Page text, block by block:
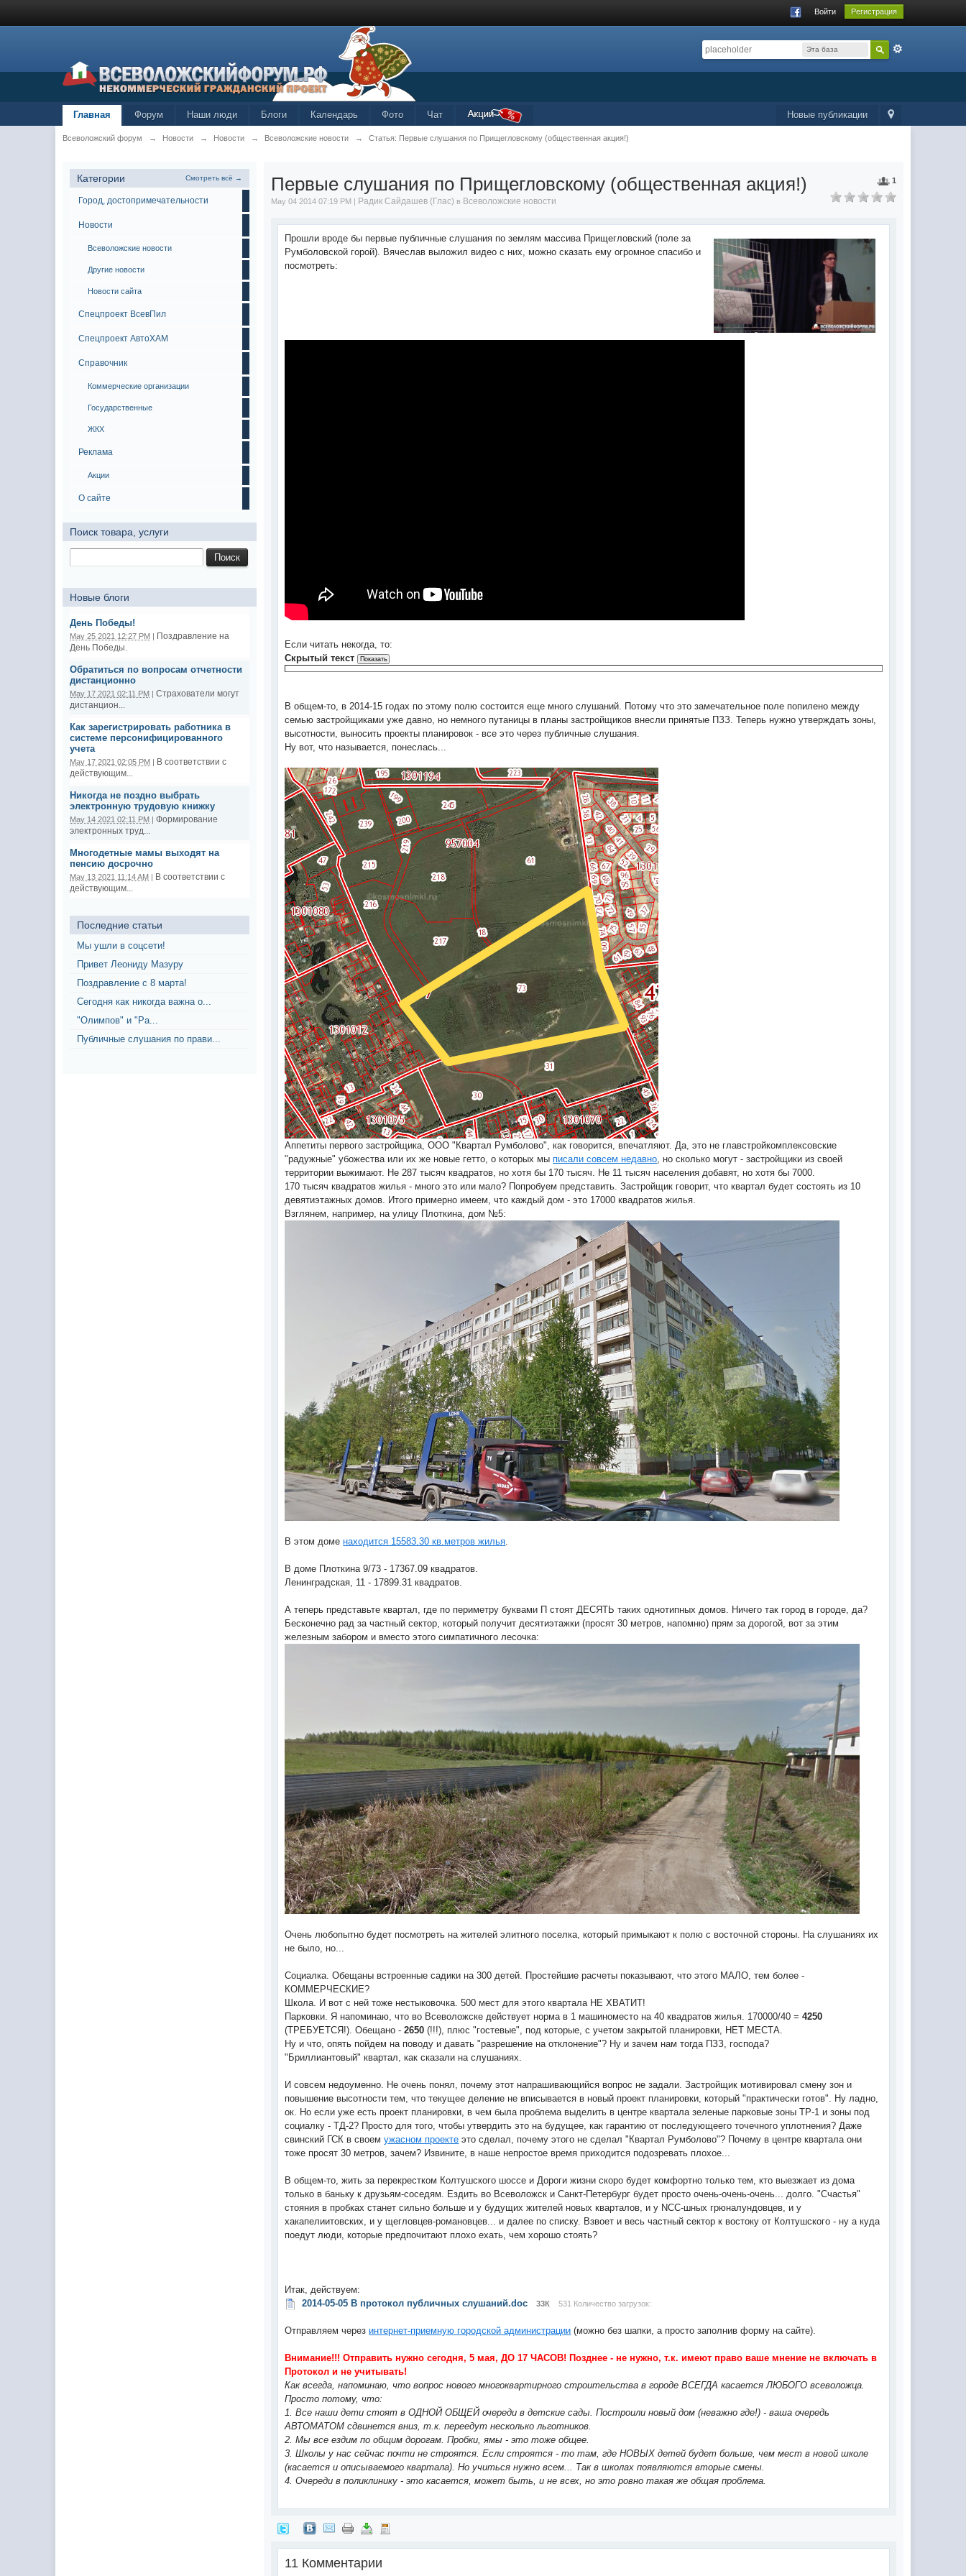
Войти Регистрация
Эта база
Новые публикации
Главная Форум Наши люди Блоги Календарь Фото Чат
Всеволожский форум → Новости → Новости → Всеволожские новости → Статья: Первые слушания по Прищегловскому (общественная акция!)
Категории Смотреть всё →
Город, достопримечательности
Новости
Всеволожские новости
Другие новости
Новости сайта
Спецпроект ВсевПил
Спецпроект АвтоХАМ
Справочник
Коммерческие организации
Государственные
ЖКХ
Реклама
Акции
О сайте
Поиск товара, услуги
Новые блоги
День Победы!
May 25 2021 12:27 PM | Поздравление на
День Победы.
Обратиться по вопросам отчетности
дистанционно
May 17 2021 02:11 PM |Страхователи могут
дистанцион...
Как зарегистрировать работника в
системе персонифицированного
учета
May 17 2021 02:05 PM | В соответствии с
действующим...
Никогда не поздно выбрать
электронную трудовую книжку
May 14 2021 02:11 PM |Формирование
электронных труд...
Многодетные мамы выходят на
пенсию досрочно
May 13 2021 11:14 AM | В соответствии с
действующим...
Последние статьи
Мы ушли в соцсети!
Привет Леониду Мазуру
Поздравление с 8 марта!
Сегодня как никогда важна о...
"Олимпов" и "Ра...
Публичные слушания по прави...
1
Первые слушания по Прищегловскому (общественная акция!)
May 04 2014 07:19 PM | Радик Сайдашев (Глас) в Всеволожские новости
Прошли вроде бы первые публичные слушания по землям массива Прищегловский (поле за
Румболовской горой). Вячеслав выложил видео с них, можно сказать ему огромное спасибо и
посмотреть:
Если читать некогда, то:
Скрытый текст
В общем-то, в 2014-15 годах по этому полю состоится еще много слушаний. Потому что это замечательное поле попилено между
семью застройщиками уже давно, но немного путаницы в планы застройщиков внесли принятые ПЗЗ. Теперь нужно утверждать зоны,
высотности, выносить проекты планировок - все это через публичные слушания.
Ну вот, что называется, понеслась...
Аппетиты первого застройщика, ООО "Квартал Румболово", как говорится, впечатляют. Да, это не главстройкомплексовские
"радужные" убожества или их же новые гетто, о которых мы писали совсем недавно, но сколько могут - застройщики из своей
территории выжимают. Не 287 тысяч квадратов, но хотя бы 170 тысяч. Не 11 тысяч населения добавят, но хотя бы 7000.
170 тысяч квадратов жилья - много это или мало? Попробуем представить. Застройщик говорит, что квартал будет состоять из 10
девятиэтажных домов. Итого примерно имеем, что каждый дом - это 17000 квадратов жилья.
Взглянем, например, на улицу Плоткина, дом №5:
В этом доме находится 15583.30 кв.метров жилья.
В доме Плоткина 9/73 - 17367.09 квадратов.
Ленинградская, 11 - 17899.31 квадратов.
А теперь представьте квартал, где по периметру буквами П стоят ДЕСЯТЬ таких однотипных домов. Ничего так город в городе, да?
Бесконечно рад за частный сектор, который получит десятиэтажки (просят 30 метров, напомню) прям за дорогой, вот за этим
железным забором и вместо этого симпатичного лесочка:
Очень любопытно будет посмотреть на жителей элитного поселка, который примыкают к полю с восточной стороны. На слушаниях их
не было, но...
Социалка. Обещаны встроенные садики на 300 детей. Простейшие расчеты показывают, что этого МАЛО, тем более -
КОММЕРЧЕСКИЕ?
Школа. И вот с ней тоже нестыковочка. 500 мест для этого квартала НЕ ХВАТИТ!
Парковки. Я напоминаю, что во Всеволожске действует норма в 1 машиноместо на 40 квадратов жилья. 170000/40 =4250
(ТРЕБУЕТСЯ!). Обещано -2650 (!!!), плюс "гостевые", под которые, с учетом закрытой планировки, НЕТ МЕСТА.
Ну и что, опять пойдем на поводу и давать "разрешение на отклонение"? Ну и зачем нам тогда ПЗЗ, господа?
"Бриллиантовый" квартал, как сказали на слушаниях.
И совсем недоуменно. Не очень понял, почему этот напрашивающийся вопрос не задали. Застройщик мотивировал смену зон и
повышение высотности тем, что текущее деление не вписывается в новый проект планировки, который "практически готов". Ну ладно,
ок. Но если уже есть проект планировки, в чем была проблема выделить в центре квартала зеленые парковые зоны ТР-1 и зоны под
социалку - ТД-2? Просто для того, чтобы утвердить это на будущее, как гарантию от последующеего точечного уплотнения? Даже
свинский ГСК в своемужасном проекте это сделал, почему этого не сделал "Квартал Румболово"? Почему в центре квартала они
тоже просят 30 метров, зачем? Извините, в наше непростое время приходится подозревать плохое...
В общем-то, жить за перекрестком Колтушского шоссе и Дороги жизни скоро будет комфортно только тем, кто выезжает из дома
только в баньку к друзьям-соседям. Ездить во Всеволожск и Санкт-Петербург будет просто очень-очень-очень... долго. "Счастья"
стояния в пробках станет сильно больше и у будущих жителей новых кварталов, и у NCC-шных грюналундовцев, и у
хакапелиитовских, и у щегловцев-романовцев... и далее по списку. Взвоет и весь частный сектор к востоку от Колтушского - ну а куда
поедут люди, которые предпочитают плохо ехать, чем хорошо стоять?
Итак, действуем:
2014-05-05 В протокол публичных слушаний.doc
33К 531 Количество загрузок:
Отправляем через интернет-приемную городской администрации (можно без шапки, а просто заполнив форму на сайте).
Внимание!!! Отправить нужно сегодня, 5 мая, ДО 17 ЧАСОВ! Позднее - не нужно, т.к. имеют право ваше мнение не включать в
Протокол и не учитывать!
Как всегда, напоминаю, что вопрос нового многоквартирного строительства в городе ВСЕГДА касается ЛЮБОГО всеволожца.
Просто потому, что:
1. Все наши дети стоят в ОДНОЙ ОБЩЕЙ очереди в детские сады. Построили новый дом (неважно где!) - ваша очередь
АВТОМАТОМ сдвинется вниз, т.к. переедут несколько льготников.
2. Мы все ездим по общим дорогам. Пробки, ямы - это тоже общее.
3. Школы у нас сейчас почти не строятся. Если строятся - то там, где НОВЫХ детей будет больше, чем мест в новой школе
(касается и описываемого квартала). Но учиться нужно всем... Так в школах появляются вторые смены.
4. Очереди в поликлинику - это касается, может быть, и не всех, но это ровно такая же общая проблема.
11 Комментарии